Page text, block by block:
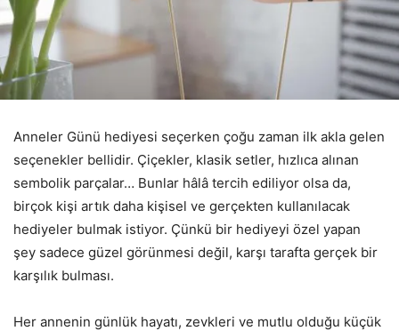
Anneler Günü hediyesi seçerken çoğu zaman ilk akla gelen
seçenekler bellidir. Çiçekler, klasik setler, hızlıca alınan
sembolik parçalar… Bunlar hâlâ tercih ediliyor olsa da,
birçok kişi artık daha kişisel ve gerçekten kullanılacak
hediyeler bulmak istiyor. Çünkü bir hediyeyi özel yapan
şey sadece güzel görünmesi değil, karşı tarafta gerçek bir
karşılık bulması.
Her annenin günlük hayatı, zevkleri ve mutlu olduğu küçük